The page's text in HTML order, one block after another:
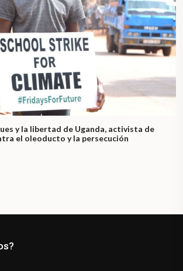
y la libertad de Uganda, activista de
el oleoducto y la persecución